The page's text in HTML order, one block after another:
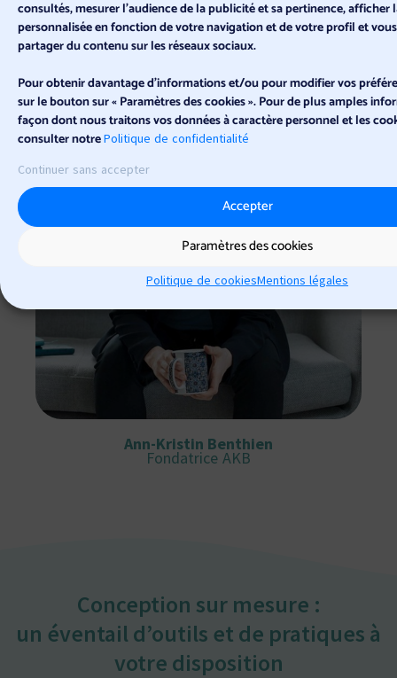
consultés, mesurer l'audience de la publicité et sa pertinence, afficher
personnalisée en fonction de votre navigation et de votre profil et
partager du contenu sur les réseaux sociaux.
Pour obtenir davantage d'informations et/ou pour modifier vos
sur le bouton sur « Paramètres des cookies ». Pour de plus amples
façon dont nous traitons vos données à caractère personnel et les
consulter notrePolitique de confidentialité
Continuer sans accepter
Accepter
Paramètres des cookies
Politique de cookiesMentions légales
Prendre RDV
Ann-Kristin Benthien
Fondatrice AKB
Conception sur mesure :
un éventail d’outils et de pratiques à
votre disposition